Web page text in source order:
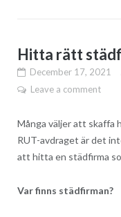
Hitta rätt
December 17, 2021
Leave a comment
Många väljer att skaffa
RUT-avdraget är det
att hitta en städfirma
Var finns städfirman?